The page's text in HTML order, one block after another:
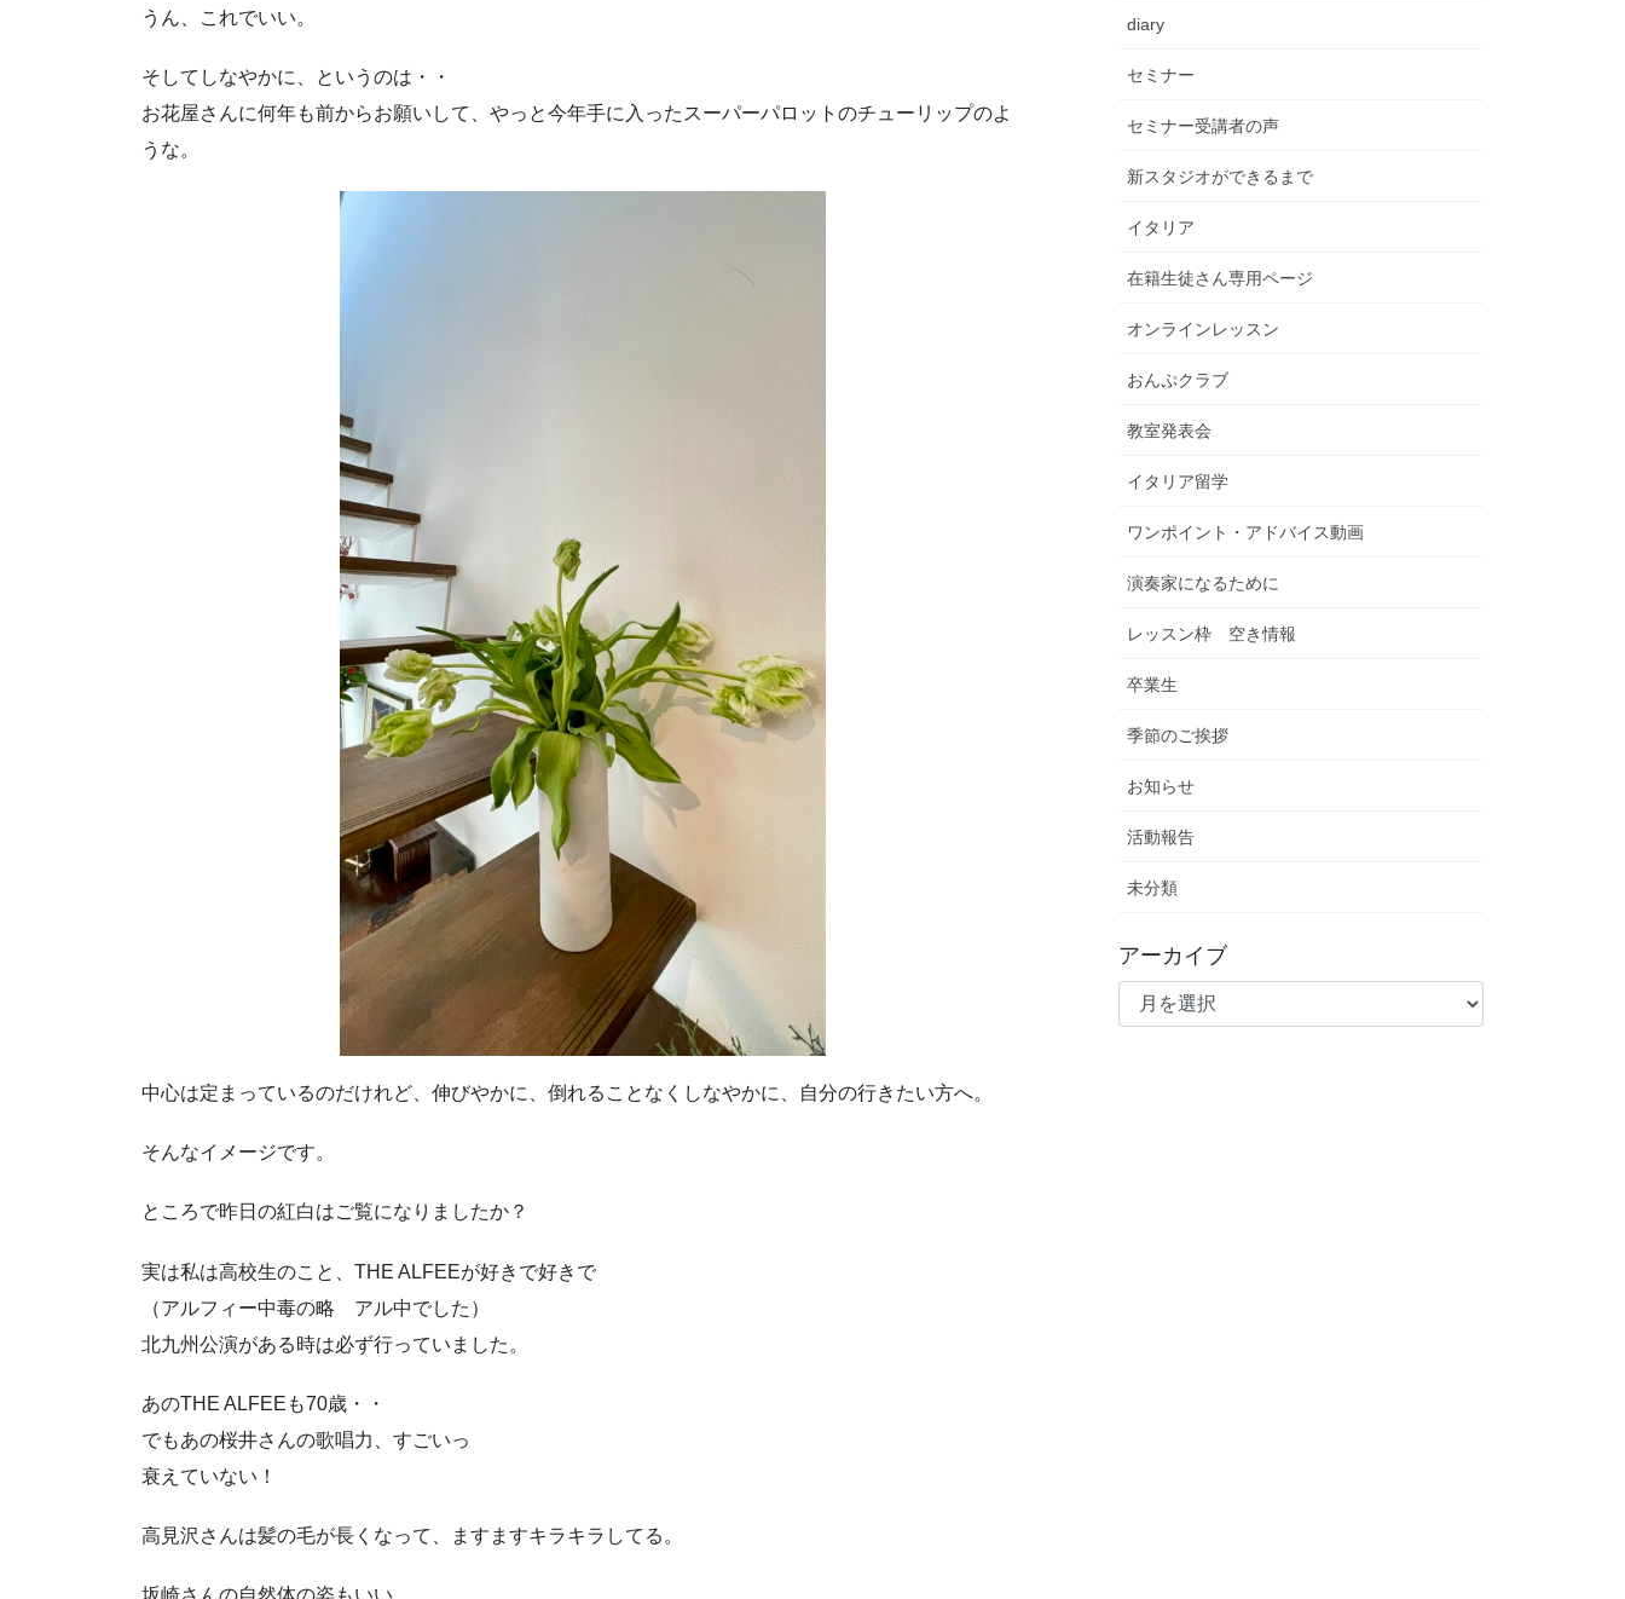
うん、これでいい。
そしてしなやかに、というのは・・
お花屋さんに何年も前からお願いして、やっと今年手に入ったスーパーパロットのチューリップのよ
うな。
中心は定まっているのだけれど、伸びやかに、倒れることなくしなやかに、自分の行きたい方へ。
そんなイメージです。
ところで昨日の紅白はご覧になりましたか？
実は私は高校生のこと、THE ALFEEが好きで好きで
（アルフィー中毒の略 アル中でした）
北九州公演がある時は必ず行っていました。
あのTHE ALFEEも70歳・・
でもあの桜井さんの歌唱力、すごいっ
衰えていない！
高見沢さんは髪の毛が長くなって、ますますキラキラしてる。
diary
セミナー
セミナー受講者の声
新スタジオができるまで
イタリア
在籍生徒さん専用ページ
オンラインレッスン
おんぷクラブ
教室発表会
イタリア留学
ワンポイント・アドバイス動画
演奏家になるために
レッスン枠 空き情報
卒業生
季節のご挨拶
お知らせ
活動報告
未分類
アーカイブ
ア